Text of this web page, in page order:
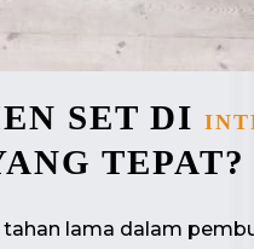
SET DI
TEPAT?
lama dalam